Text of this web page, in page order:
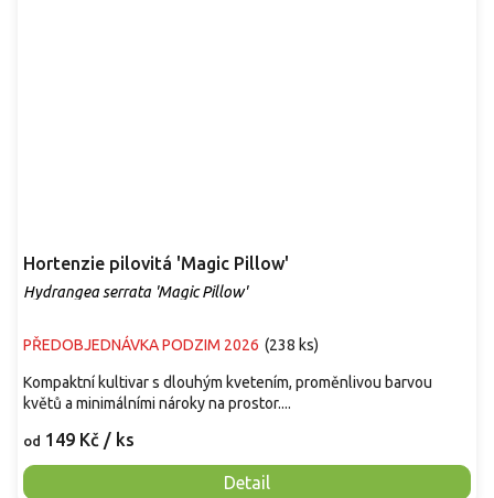
Hortenzie pilovitá 'Magic Pillow'
Hydrangea serrata 'Magic Pillow'
PŘEDOBJEDNÁVKA PODZIM 2026 (238 ks)
od 149 Kč / ks
Detail
Kompaktní kultivar s dlouhým kvetením, proměnlivou barvou
květů a minimálními nároky na prostor....